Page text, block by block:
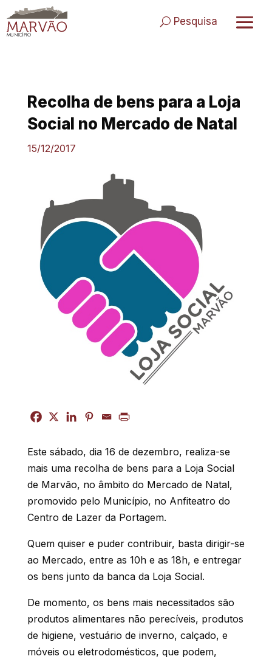
to
content
Pesquisa
Recolha de bens para a Loja
Social no Mercado de Natal
15/12/2017
Este sábado, dia 16 de dezembro, realiza-se
mais uma recolha de bens para a Loja Social
de Marvão, no âmbito do Mercado de Natal,
promovido pelo Município, no Anfiteatro do
Centro de Lazer da Portagem.
Quem quiser e puder contribuir, basta dirigir-se
ao Mercado, entre as 10h e as 18h, e entregar
os bens junto da banca da Loja Social.
De momento, os bens mais necessitados são
produtos alimentares não perecíveis, produtos
de higiene, vestuário de inverno, calçado, e
móveis ou eletrodomésticos, que podem,